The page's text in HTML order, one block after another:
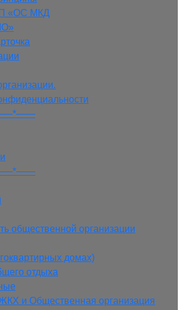
«ОС МКД
общественной организации
домах)
отдыха
и Общественная организация